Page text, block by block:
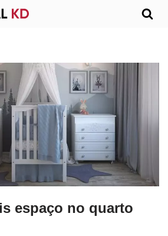
espaço no quarto